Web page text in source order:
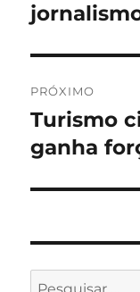
Post
anterior:
PRÓXIMO
Próximo
post:
Turismo
ganha
Pesquisar